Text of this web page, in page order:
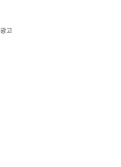
광고